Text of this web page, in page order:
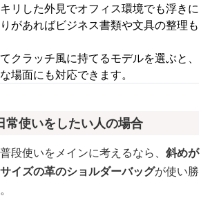
リした外見でオフィス環境でも浮きに
があればビジネス書類や文具の整理も
クラッチ風に持てるモデルを選ぶと、
場面にも対応できます。
常使いをしたい人の場合
段使いをメインに考えるなら、 斜めが
イズの革のショルダーバッグが使い勝